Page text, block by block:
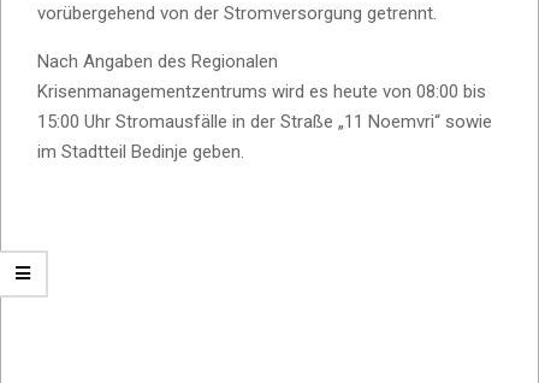
vorübergehend von der Stromversorgung getrennt.
Nach Angaben des Regionalen
Krisenmanagementzentrums wird es heute von 08:00 bis
15:00 Uhr Stromausfälle in der Straße „11 Noemvri“ sowie
im Stadtteil Bedinje geben.